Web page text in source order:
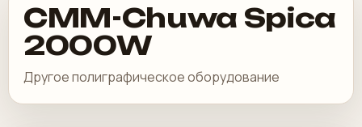
CMM-Chuwa Spica
2000W
Другое полиграфическое оборудование